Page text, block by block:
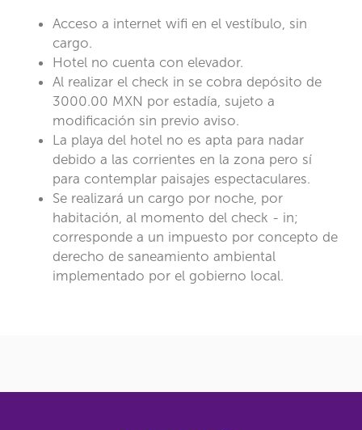
Acceso a internet wifi en el vestíbulo, sin
cargo.
Hotel no cuenta con elevador.
Al realizar el check in se cobra depósito de
3000.00 MXN por estadía, sujeto a
modificación sin previo aviso.
La playa del hotel no es apta para nadar
debido a las corrientes en la zona pero sí
para contemplar paisajes espectaculares.
Se realizará un cargo por noche, por
habitación, al momento del check - in;
corresponde a un impuesto por concepto de
derecho de saneamiento ambiental
implementado por el gobierno local.